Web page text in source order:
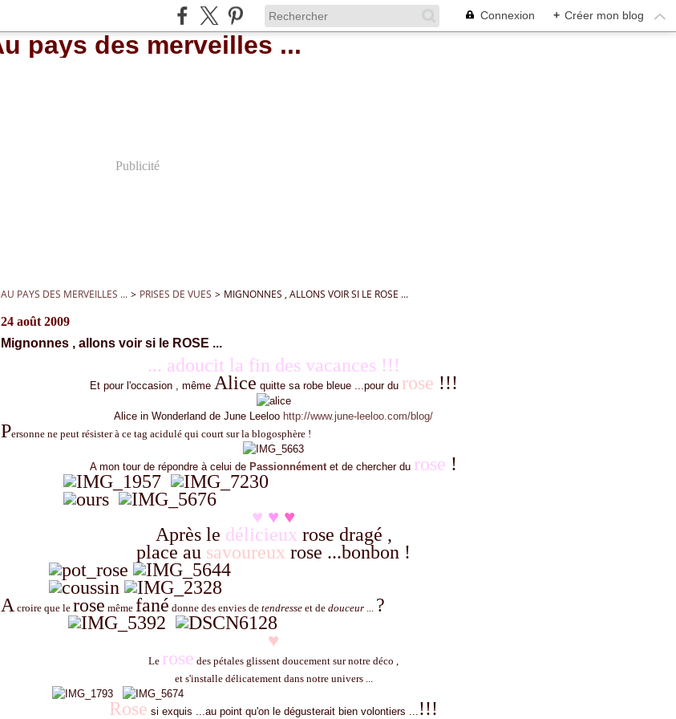
Connexion + Créer mon blog
Publicité
AU PAYS DES MERVEILLES ... > PRISES DE VUES > MIGNONNES , ALLONS VOIR SI LE ROSE ...
24 août 2009
Mignonnes , allons voir si le ROSE ...
... adoucit la fin des vacances !!!
Et pour l'occasion , même Alice quitte sa robe bleue ...pour du rose !!!
Alice in Wonderland de June Leeloo http://www.june-leeloo.com/blog/
Personne ne peut résister à ce tag acidulé qui court sur la blogosphère !
A mon tour de répondre à celui de Passionnémentet de chercher du rose !
♥ ♥ ♥
Après le délicieux rose dragé ,
place au savoureux rose ...bonbon !
Acroire que le rose même fané donne des envies de tendresse et de douceur ... ?
♥
Le rose des pétales glissent doucement sur notre déco ,
et s'installe délicatement dans notre univers ...
Rose si exquis ...au point qu'on le dégusterait bien volontiers ... !!!